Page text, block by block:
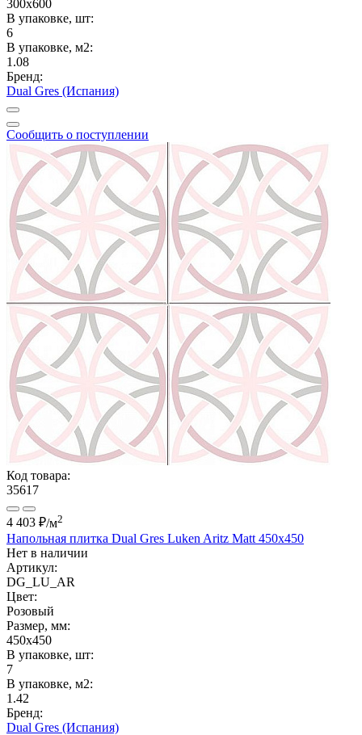
300x600
В упаковке, шт:
6
В упаковке, м2:
1.08
Бренд:
Dual Gres (Испания)
Сообщить о поступлении
Код товара:
35617
4 403 ₽/м2
Напольная плитка Dual Gres Luken Aritz Matt 450x450
Нет в наличии
Артикул:
DG_LU_AR
Цвет:
Розовый
Размер, мм:
450x450
В упаковке, шт:
7
В упаковке, м2:
1.42
Бренд:
Dual Gres (Испания)